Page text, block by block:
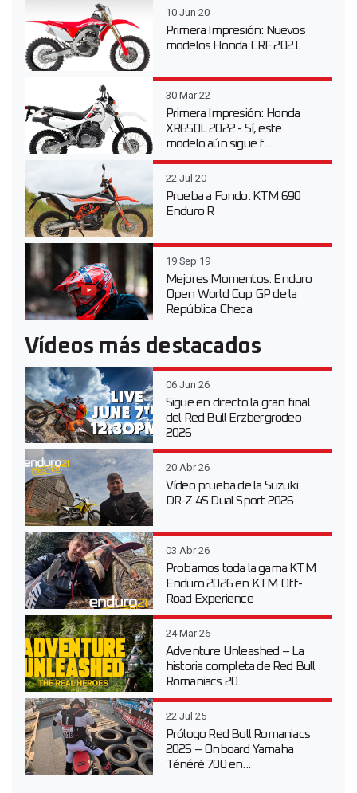
10 Jun 20
Primera Impresión: Nuevos
modelos Honda CRF 2021
30 Mar 22
Primera Impresión: Honda
XR650L 2022 - Sí, este
modelo aún sigue f...
22 Jul 20
Prueba a Fondo: KTM 690
Enduro R
19 Sep 19
Mejores Momentos: Enduro
Open World Cup GP de la
República Checa
Vídeos más destacados
06 Jun 26
Sigue en directo la gran final
del Red Bull Erzbergrodeo
2026
20 Abr 26
Vídeo prueba de la Suzuki
DR-Z 4S Dual Sport 2026
03 Abr 26
Probamos toda la gama KTM
Enduro 2026 en KTM Off-
Road Experience
24 Mar 26
Adventure Unleashed – La
historia completa de Red Bull
Romaniacs 20...
22 Jul 25
Prólogo Red Bull Romaniacs
2025 – Onboard Yamaha
Ténéré 700 en...